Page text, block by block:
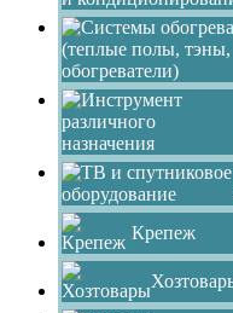
Крепеж